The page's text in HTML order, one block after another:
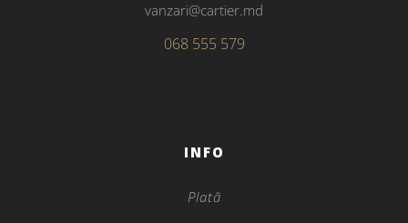
vanzari@cartier.md
068 555 579
INFO
Plată